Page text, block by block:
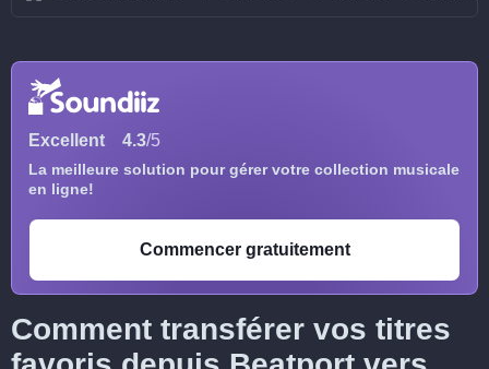
Excellent 4.3/5
La meilleure solution pour gérer votre collection musicale
en ligne!
Commencer gratuitement
Comment transférer vos titres